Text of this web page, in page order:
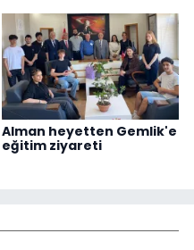
Alman heyetten Gemlik'e
eğitim ziyareti